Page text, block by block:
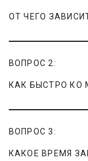
ОТ ЧЕГО
ВОПРОС 2:
КАК БЫСТРО КО
ВОПРОС 3:
КАКОЕ ВРЕМЯ